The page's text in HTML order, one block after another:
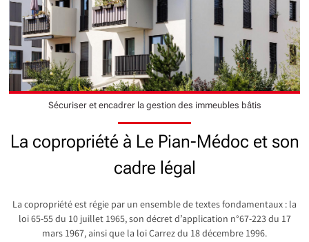
Sécuriser et encadrer la gestion des immeubles bâtis
La copropriété à Le Pian-Médoc et son
cadre légal
La copropriété est régie par un ensemble de textes fondamentaux : la
loi 65-55 du 10 juillet 1965, son décret d’application n°67-223 du 17
mars 1967, ainsi que la loi Carrez du 18 décembre 1996.